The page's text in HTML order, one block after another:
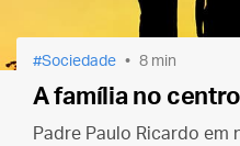
Sociedade 8 min
A família no
Padre Paulo Ricardo em